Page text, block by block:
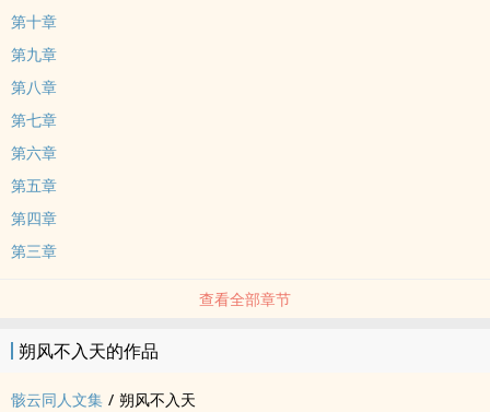
第十章
第九章
第八章
第七章
第六章
第五章
第四章
第三章
查看全部章节
朔风不入天的作品
骸云同人文集 / 朔风不入天